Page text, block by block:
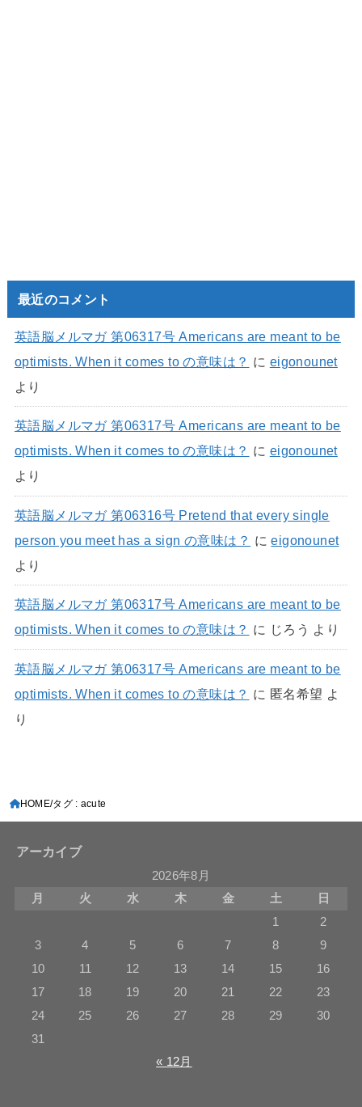
最近のコメント
英語脳メルマガ 第06317号 Americans are meant to be
optimists. When it comes to の意味は？ に eigonounet
より
英語脳メルマガ 第06317号 Americans are meant to be
optimists. When it comes to の意味は？ に eigonounet
より
英語脳メルマガ 第06316号 Pretend that every single
person you meet has a sign の意味は？ にeigonounet
より
英語脳メルマガ 第06317号 Americans are meant to be
optimists. When it comes to の意味は？ に じろう より
英語脳メルマガ 第06317号 Americans are meant to be
optimists. When it comes to の意味は？ に 匿名希望 よ
り
HOME タグ : acute
アーカイブ
2026年8月
月
火 水 木 金 土
日
1
2
3
4 5 6 7 8
9
10
11 12 13 14 15
16
17
18 19 20 21 22
23
24
25 26 27 28 29
30
31
« 12月